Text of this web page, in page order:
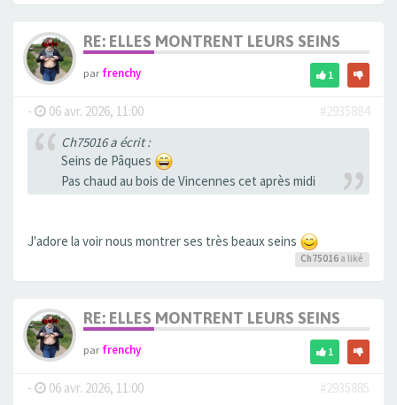
RE: ELLES MONTRENT LEURS SEINS
parfrenchy 1
- 06 avr. 2026, 11:00
#2935884
Ch75016 a écrit :
Seins de Pâques
Pas chaud au bois de Vincennes cet après midi
J'adore la voir nous montrer ses très beaux seins
Ch75016 a liké
RE: ELLES MONTRENT LEURS SEINS
parfrenchy 1
- 06 avr. 2026, 11:00
#2935885